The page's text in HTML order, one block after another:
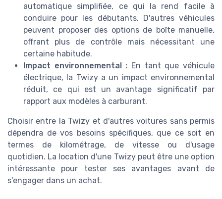
automatique simplifiée, ce qui la rend facile à
conduire pour les débutants. D'autres véhicules
peuvent proposer des options de boîte manuelle,
offrant plus de contrôle mais nécessitant une
certaine habitude.
Impact environnemental : En tant que véhicule
électrique, la Twizy a un impact environnemental
réduit, ce qui est un avantage significatif par
rapport aux modèles à carburant.
Choisir entre la Twizy et d'autres voitures sans permis
dépendra de vos besoins spécifiques, que ce soit en
termes de kilométrage, de vitesse ou d'usage
quotidien. La location d'une Twizy peut être une option
intéressante pour tester ses avantages avant de
s'engager dans un achat.